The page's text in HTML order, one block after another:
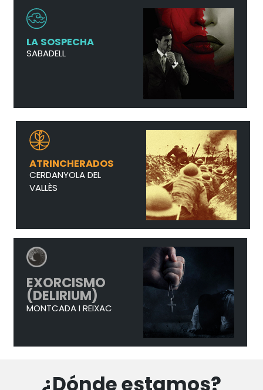
LA SOSPECHA
SABADELL
ATRINCHERADOS
CERDANYOLA DEL
VALLÈS
EXORCISMO
(DELIRIUM)
MONTCADA I REIXAC
¿Dónde estamos?